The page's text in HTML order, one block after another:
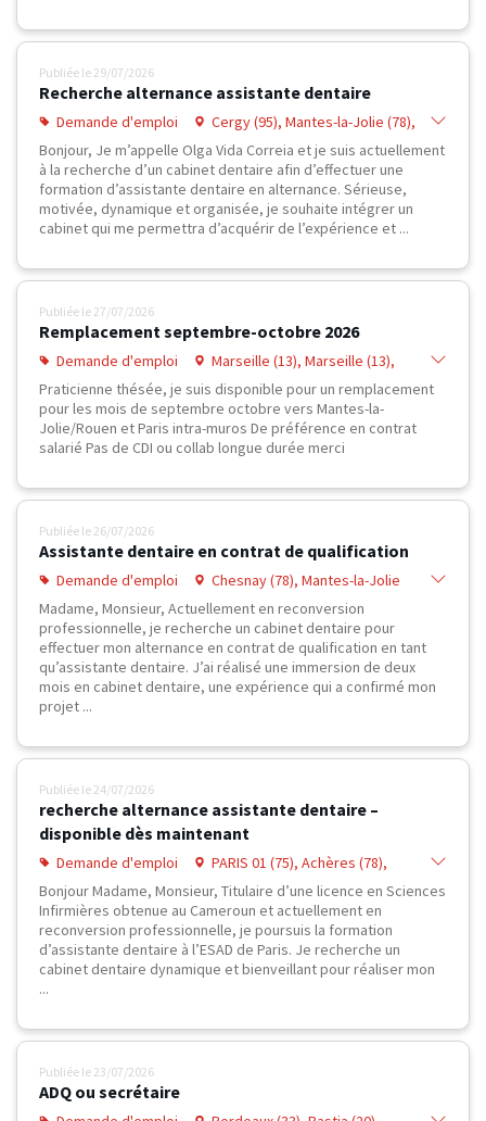
Publiée le 29/07/2026
Recherche alternance assistante dentaire
Demande d'emploi
Cergy (95), Mantes-la-Jolie (78),
Mureaux (78), Poissy (78)
Bonjour, Je m’appelle Olga Vida Correia et je suis actuellement
à la recherche d’un cabinet dentaire afin d’effectuer une
formation d’assistante dentaire en alternance. Sérieuse,
motivée, dynamique et organisée, je souhaite intégrer un
cabinet qui me permettra d’acquérir de l’expérience et ...
Publiée le 27/07/2026
Remplacement septembre-octobre 2026
Demande d'emploi
Marseille (13), Marseille (13),
Marseille (13), Marseille (13),
Marseille (13), Miramas (13), Salon-
de-Provence (13)
Praticienne thésée, je suis disponible pour un remplacement
pour les mois de septembre octobre vers Mantes-la-
Jolie/Rouen et Paris intra-muros De préférence en contrat
salarié Pas de CDI ou collab longue durée merci
Publiée le 26/07/2026
Assistante dentaire en contrat de qualification
Demande d'emploi
Chesnay (78), Mantes-la-Jolie
(78), Plaisir (78), Poissy (78)
Madame, Monsieur, Actuellement en reconversion
professionnelle, je recherche un cabinet dentaire pour
effectuer mon alternance en contrat de qualification en tant
qu’assistante dentaire. J’ai réalisé une immersion de deux
mois en cabinet dentaire, une expérience qui a confirmé mon
projet ...
Publiée le 24/07/2026
recherche alternance assistante dentaire –
disponible dès maintenant
Demande d'emploi
PARIS 01 (75), Achères (78),
Chambourcy (78), Chanteloup-les-
Vignes (78), Meulan (78), Saint-
Germain-en-Laye (78), Villennes-sur-
Seine (78), Poissy (78)
Bonjour Madame, Monsieur, Titulaire d’une licence en Sciences
Infirmières obtenue au Cameroun et actuellement en
reconversion professionnelle, je poursuis la formation
d’assistante dentaire à l’ESAD de Paris. Je recherche un
cabinet dentaire dynamique et bienveillant pour réaliser mon
...
Publiée le 23/07/2026
ADQ ou secrétaire